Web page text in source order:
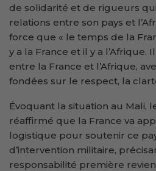
de solidarité et de rigueurs
relations entre son pays et
force que « le temps de la
y a la France et il y a l’Afrique.
entre la France et l’Afrique,
fondées sur le respect, la
Évoquant la situation au Mali,
réaffirmé que la France va
logistique pour soutenir ce
d’intervention militaire,
responsabilité première